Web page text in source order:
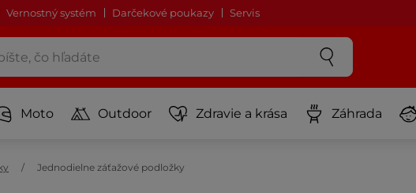
Vernostný systém Darčekové poukazy Servis
Moto Outdoor Zdravie a krása Záhrada
Jednodielne záťažové podložky